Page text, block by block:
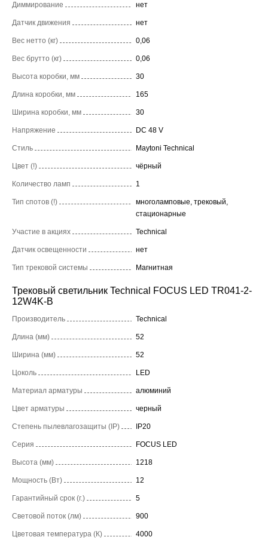
Диммирование нет
Датчик движения нет
Вес нетто (кг) 0,06
Вес брутто (кг) 0,06
Высота коробки, мм 30
Длина коробки, мм 165
Ширина коробки, мм 30
Напряжение DC 48 V
Стиль Maytoni Technical
Цвет (!) чёрный
Количество ламп 1
Тип спотов (!)
многоламповые, трековый,
стационарные
Участие в акциях Technical
Датчик освещенности нет
Тип трековой системы Магнитная
Трековый светильник Technical FOCUS LED TR041-2-
12W4K-B
Производитель Technical
Длина (мм) 52
Ширина (мм) 52
Цоколь LED
Материал арматуры алюминий
Цвет арматуры черный
Степень пылевлагозащиты (IP) IP20
Серия FOCUS LED
Высота (мм) 1218
Мощность (Вт) 12
Гарантийный срок (г.) 5
Световой поток (лм) 900
Цветовая температура (К) 4000